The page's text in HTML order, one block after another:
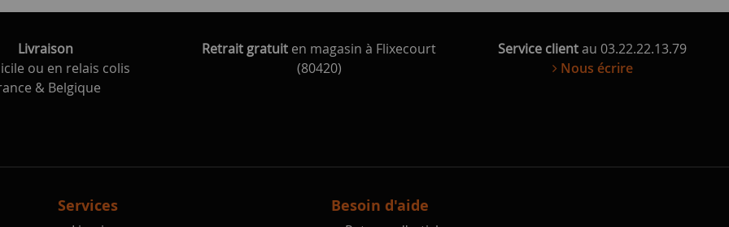
Livraison
ou en relais colis
& Belgique
Retrait gratuit en magasin à Flixecourt
(80420)
Service clientau 03.22.22.13.79
Nous écrire
Services Besoin d'aide